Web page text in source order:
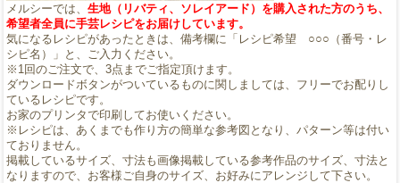
メルシーでは、 生地（リバティ、ソレイアード）を購入された方のうち、
希望者全員に手芸レシピをお届けしています。
気になるレシピがあったときは、備考欄に「レシピ希望 ○○○（番号・レ
シピ名）」と、ご入力ください。
※1回のご注文で、3点までご指定頂けます。
ダウンロードボタンがついているものに関しましては、フリーでお配りし
ているレシピです。
お家のプリンタで印刷してお使いください。
※レシピは、あくまでも作り方の簡単な参考図となり、パターン等は付い
ておりません。
掲載しているサイズ、寸法も画像掲載している参考作品のサイズ、寸法と
なりますので、お客様ご自身のサイズ、お好みにアレンジして下さい。